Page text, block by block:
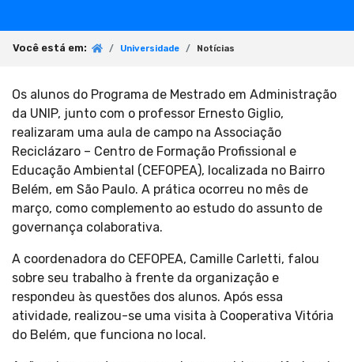
Você está em: Universidade Notícias
Os alunos do Programa de Mestrado em Administração
da UNIP, junto com o professor Ernesto Giglio,
realizaram uma aula de campo na Associação
Reciclázaro – Centro de Formação Profissional e
Educação Ambiental (CEFOPEA), localizada no Bairro
Belém, em São Paulo. A prática ocorreu no mês de
março, como complemento ao estudo do assunto de
governança colaborativa.
A coordenadora do CEFOPEA, Camille Carletti, falou
sobre seu trabalho à frente da organização e
respondeu às questões dos alunos. Após essa
atividade, realizou-se uma visita à Cooperativa Vitória
do Belém, que funciona no local.